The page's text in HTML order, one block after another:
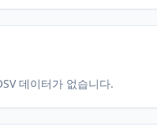
2016-12-
01
0.1.4
데이터가 없습니다.